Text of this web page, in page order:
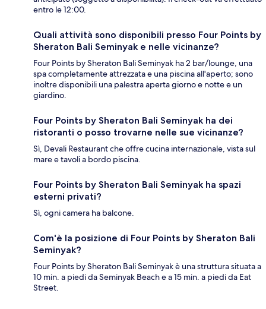
entro le 12:00.
Quali attività sono disponibili presso Four Points by
Sheraton Bali Seminyak e nelle vicinanze?
Four Points by Sheraton Bali Seminyak ha 2 bar/lounge, una
spa completamente attrezzata e una piscina all'aperto; sono
inoltre disponibili una palestra aperta giorno e notte e un
giardino.
Four Points by Sheraton Bali Seminyak ha dei
ristoranti o posso trovarne nelle sue vicinanze?
Sì, Devali Restaurant che offre cucina internazionale, vista sul
mare e tavoli a bordo piscina.
Four Points by Sheraton Bali Seminyak ha spazi
esterni privati?
Sì, ogni camera ha balcone.
Com'è la posizione di Four Points by Sheraton Bali
Seminyak?
Four Points by Sheraton Bali Seminyak è una struttura situata a
10 min. a piedi da Seminyak Beach e a 15 min. a piedi da Eat
Street.